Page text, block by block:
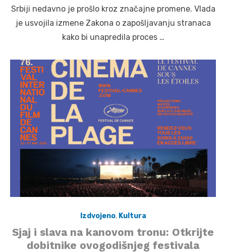
Srbiji nedavno je prošlo kroz značajne promene. Vlada
je usvojila izmene Zakona o zapošljavanju stranaca
kako bi unapredila proces …
Izdvojeno, Kultura
Sjaj i slava na kanovom tronu: Otkrijte
dobitnike ovogodišnjeg festivala